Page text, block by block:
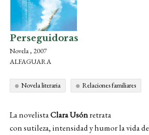
Perseguidoras
Novela , 2007
ALFAGUARA
Novela literaria Relaciones familiares
La novelistaClara Usónretrata
con sutileza, intensidad y humor la vida de